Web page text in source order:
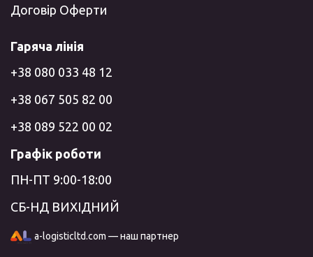
Договір Оферти
Гаряча лінія
+38 080 033 48 12
+38 067 505 82 00
+38 089 522 00 02
Графік роботи
ПН-ПТ 9:00-18:00
СБ-НД ВИХІДНИЙ
a-logisticltd.com — наш партнер